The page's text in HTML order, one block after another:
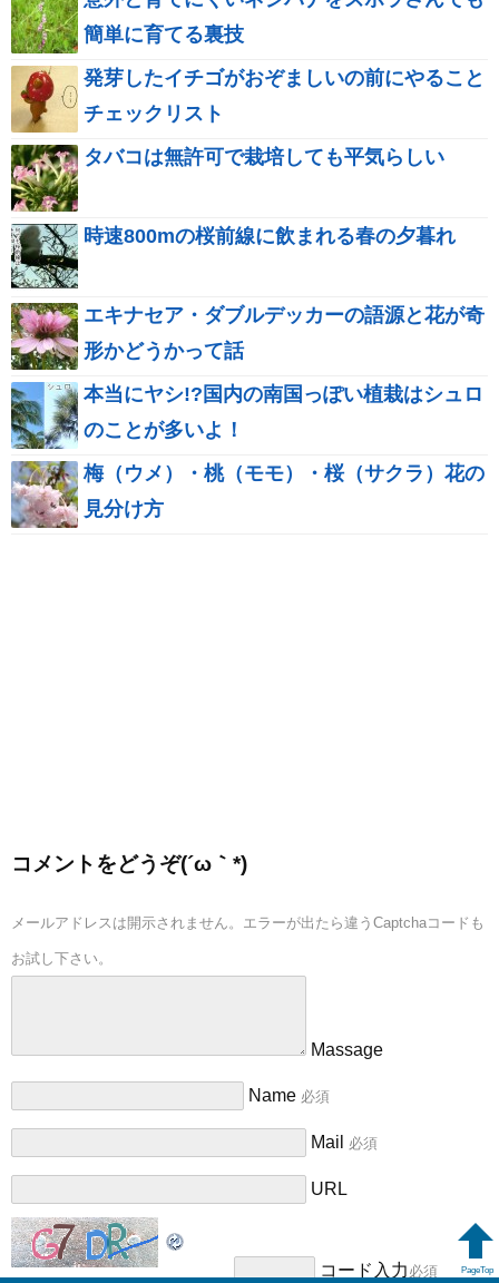
簡単に育てる裏技
発芽したイチゴがおぞましいの前にやること
チェックリスト
タバコは無許可で栽培しても平気らしい
時速800mの桜前線に飲まれる春の夕暮れ
エキナセア・ダブルデッカーの語源と花が奇
形かどうかって話
本当にヤシ!?国内の南国っぽい植栽はシュロ
のことが多いよ！
梅（ウメ）・桃（モモ）・桜（サクラ）花の
見分け方
コメントをどうぞ(´ω｀*)
メールアドレスは開示されません。エラーが出たら違うCaptchaコードも
お試し下さい。
Massage
Name 必須
Mail 必須
URL
コード入力 必須